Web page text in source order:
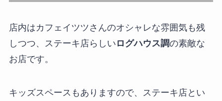
店内はカフェイツツさんのオシャレな雰囲気も残
しつつ、ステーキ店らしい ログハウス調の素敵な
お店です。
キッズスペースもありますので、ステーキ店とい